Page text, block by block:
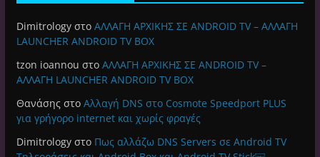
Dimitrologyστο ΑΛΛΑΓΗ ΑΡΧΙΚΗΣ ΣΕ ANDROID TV – ΑΛΛΑΓΗ
LAUNCHER ANDROID TV BOX
tzon ioannou στο ΑΛΛΑΓΗ ΑΡΧΙΚΗΣ ΣΕ ANDROID TV –
ΑΛΛΑΓΗ LAUNCHER ANDROID TV BOX
Θανάσηςστο Αλλαγή DNS στο Cosmote Speedport PLUS
για γρήγορο internet και χωρίς φραγές
Dimitrologyστο Πως αλλάζω DNS Servers σε Android TV